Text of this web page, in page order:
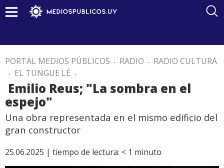
PORTAL MEDIOS PÚBLICOS . RADIO . RADIO CULTURA
. EL TUNGUE LÉ .
Emilio Reus; "La sombra en el
espejo"
Una obra representada en el mismo edificio del
gran constructor
25.06.2025 | tiempo de lectura: < 1 minuto